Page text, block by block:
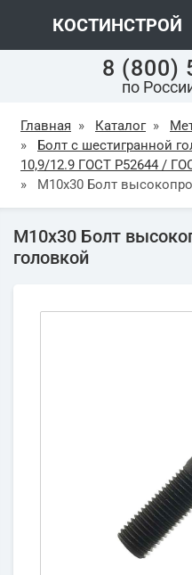
КОСТИНСТРОЙ
8 (800)
по
Главная » Каталог »
»
Болт с шестигранной
10,9/12.9 ГОСТ Р52644 /
»
М10х30 Болт
М10х30 Болт
головкой